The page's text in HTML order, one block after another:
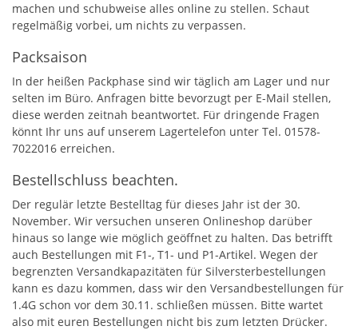
machen und schubweise alles online zu stellen. Schaut
regelmäßig vorbei, um nichts zu verpassen.
Packsaison
In der heißen Packphase sind wir täglich am Lager und nur
selten im Büro. Anfragen bitte bevorzugt per E-Mail stellen,
diese werden zeitnah beantwortet. Für dringende Fragen
könnt Ihr uns auf unserem Lagertelefon unter Tel. 01578-
7022016 erreichen.
Bestellschluss beachten.
Der regulär letzte Bestelltag für dieses Jahr ist der 30.
November. Wir versuchen unseren Onlineshop darüber
hinaus so lange wie möglich geöffnet zu halten. Das betrifft
auch Bestellungen mit F1-, T1- und P1-Artikel. Wegen der
begrenzten Versandkapazitäten für Silversterbestellungen
kann es dazu kommen, dass wir den Versandbestellungen für
1.4G schon vor dem 30.11. schließen müssen. Bitte wartet
also mit euren Bestellungen nicht bis zum letzten Drücker.